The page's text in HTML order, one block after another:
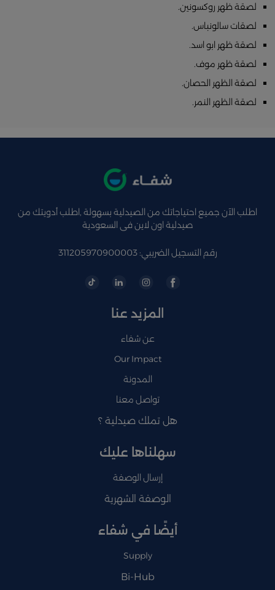
لصقة ظهر روكسونين.
لصقات سالونباس.
لصقة ظهر ابو اسد.
لصقة ظهر موف.
لصقة الظهر الحصان.
لصقة الظهر النمر.
اطلب الآن جميع احتياجاتك من الصيدلية بسهولة ,اطلب أدويتك من
صيدلية اون لاين فى السعودية
رقم التسجيل الضريبي: 311205970900003
المزيد عنا
عن شفاء
Our Impact
المدونة
تواصل معنا
هل تملك صيدلية ؟
سهلناها عليك
إرسال الوصفة
الوصفة الشهرية
أيضًا في شفاء
Supply
Bi-Hub